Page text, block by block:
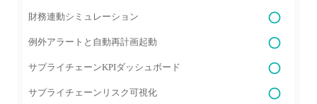
財務連動シミュレーション
例外アラートと自動再計画起動
サプライチェーンKPIダッシュボード
サプライチェーンリスク可視化